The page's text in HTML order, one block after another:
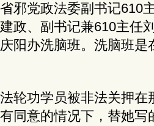
邪党政法委副书记610
政、副书记兼610主任
阳办洗脑班。洗脑班
轮功学员被非法关押
同意的情况下，替她